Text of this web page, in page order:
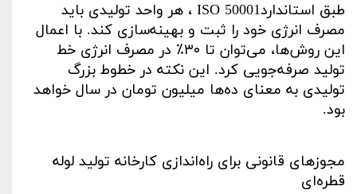
طبق استانداردISO 50001 ، هر واحد تولیدی باید
مصرف انرژی خود را ثبت و بهینه‌سازی کند. با اعمال
این روش‌ها، می‌توان تا ۳۰٪
در مصرف انرژی خط
تولید صرفه‌جویی کرد. این نکته در خطوط بزرگ
تولیدی به معنای ده‌ها میلیون تومان در سال خواهد
بود.
مجوزهای قانونی برای راه‌اندازی کارخانه تولید لوله
قطره‌ای